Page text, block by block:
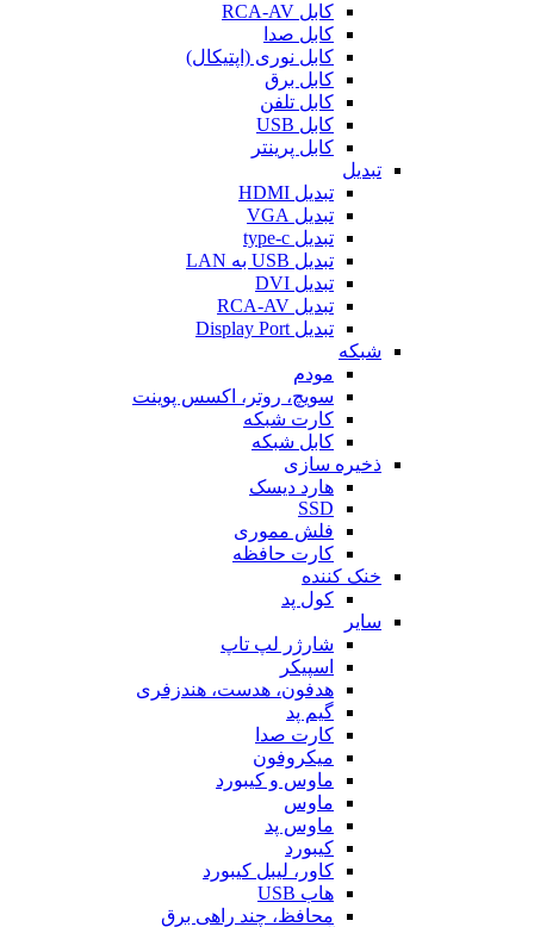
کابل RCA-AV
کابل صدا
کابل نوری (اپتیکال)
کابل برق
کابل تلفن
کابل USB
کابل پرینتر
تبدیل
تبدیل HDMI
تبدیل VGA
تبدیل type-c
تبدیل USB به LAN
تبدیل DVI
تبدیل RCA-AV
تبدیل Display Port
شبکه
مودم
سویچ، روتر، اکسس پوینت
کارت شبکه
کابل شبکه
ذخیره سازی
هارد دیسک
SSD
فلش مموری
کارت حافظه
خنک کننده
کول پد
سایر
شارژر لپ تاپ
اسپیکر
هدفون، هدست، هندزفری
گیم پد
کارت صدا
میکروفون
ماوس و کیبورد
ماوس
ماوس پد
کیبورد
کاور، لیبل کیبورد
هاب USB
محافظ، چند راهی برق